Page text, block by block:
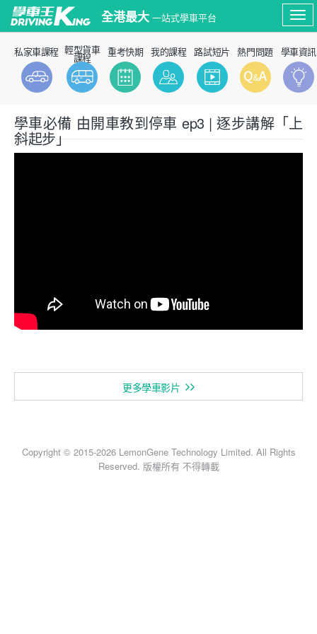
全港最大 一站式學車平台
私家車課程 輕型貨車
課程 重考快期 我的課程 路試短片 熱門問題 學車資訊
模擬筆試 路試短片
P牌資訊
學車必備 由開車教到停車 ep3 | 逐步講解「上
斜起步」
更多學車影片
Copyright © 2015-2026 LemonGene Technology Limited. All Rights
Reserved. 版權所有 不得轉載